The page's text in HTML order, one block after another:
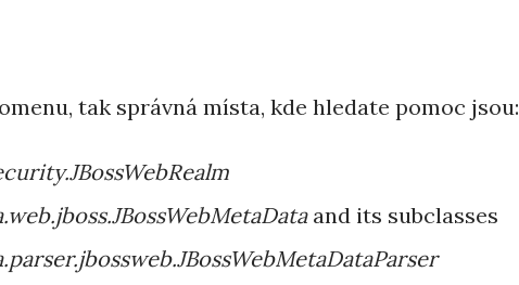
tak správná místa, kde hledate pomoc jsou:
and its subclasses